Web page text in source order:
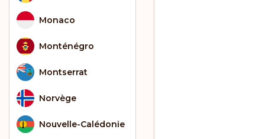
Monaco
Monténégro
Montserrat
Norvège
Nouvelle-Calédonie